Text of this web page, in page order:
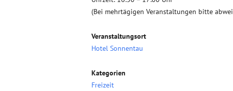
(Bei mehrtägigen Veranstaltungen bitte
Veranstaltungsort
Hotel Sonnentau
Kategorien
Freizeit